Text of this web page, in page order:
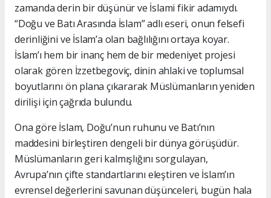
zamanda derin bir düşünür ve İslami fikir adamıydı.
“Doğu ve Batı Arasında İslam” adlı eseri, onun felsefi
derinliğini ve İslam’a olan bağlılığını ortaya koyar.
İslam’ı hem bir inanç hem de bir medeniyet projesi
olarak gören İzzetbegoviç, dinin ahlaki ve toplumsal
boyutlarını ön plana çıkararak Müslümanların yeniden
dirilişi için çağrıda bulundu.
Ona göre İslam, Doğu’nun ruhunu ve Batı’nın
maddesini birleştiren dengeli bir dünya görüşüdür.
Müslümanların geri kalmışlığını sorgulayan,
Avrupa’nın çifte standartlarını eleştiren ve İslam’ın
evrensel değerlerini savunan düşünceleri, bugün hala